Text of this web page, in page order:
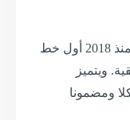
يُشكل هذا الخط الذي انطلقت خدمته منذ 2018 أول خط
ويتميز
ومضمونا